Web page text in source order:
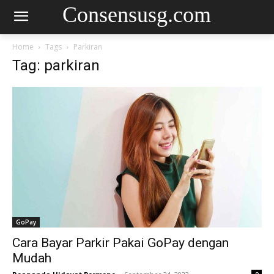
Consensusg.com
Home Tags Parkiran
Tag: parkiran
GoPay
Cara Bayar Parkir Pakai GoPay dengan
Mudah